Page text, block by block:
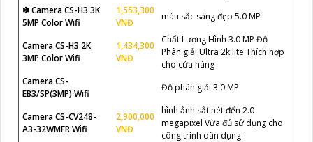
❇ Camera CS-H3 3K
5MP Color Wifi
1,553,300
VNĐ
màu sắc sáng đẹp 5.0 MP
Camera CS-H3 2K
3MP Color Wifi
1,434,300
VNĐ
Chất Lượng Hình 3.0 MP Độ
Phân giải Ultra 2k lite Thích hợp
cho cửa hàng
Camera CS-
EB3/SP(3MP) Wifi
Độ phân giải 3.0 MP
Camera CS-CV248-
A3-32WMFR Wifi
2,900,000
VNĐ
hình ảnh sắt nét đến 2.0
megapixel Vừa đủ sử dụng cho
công trình dân dụng